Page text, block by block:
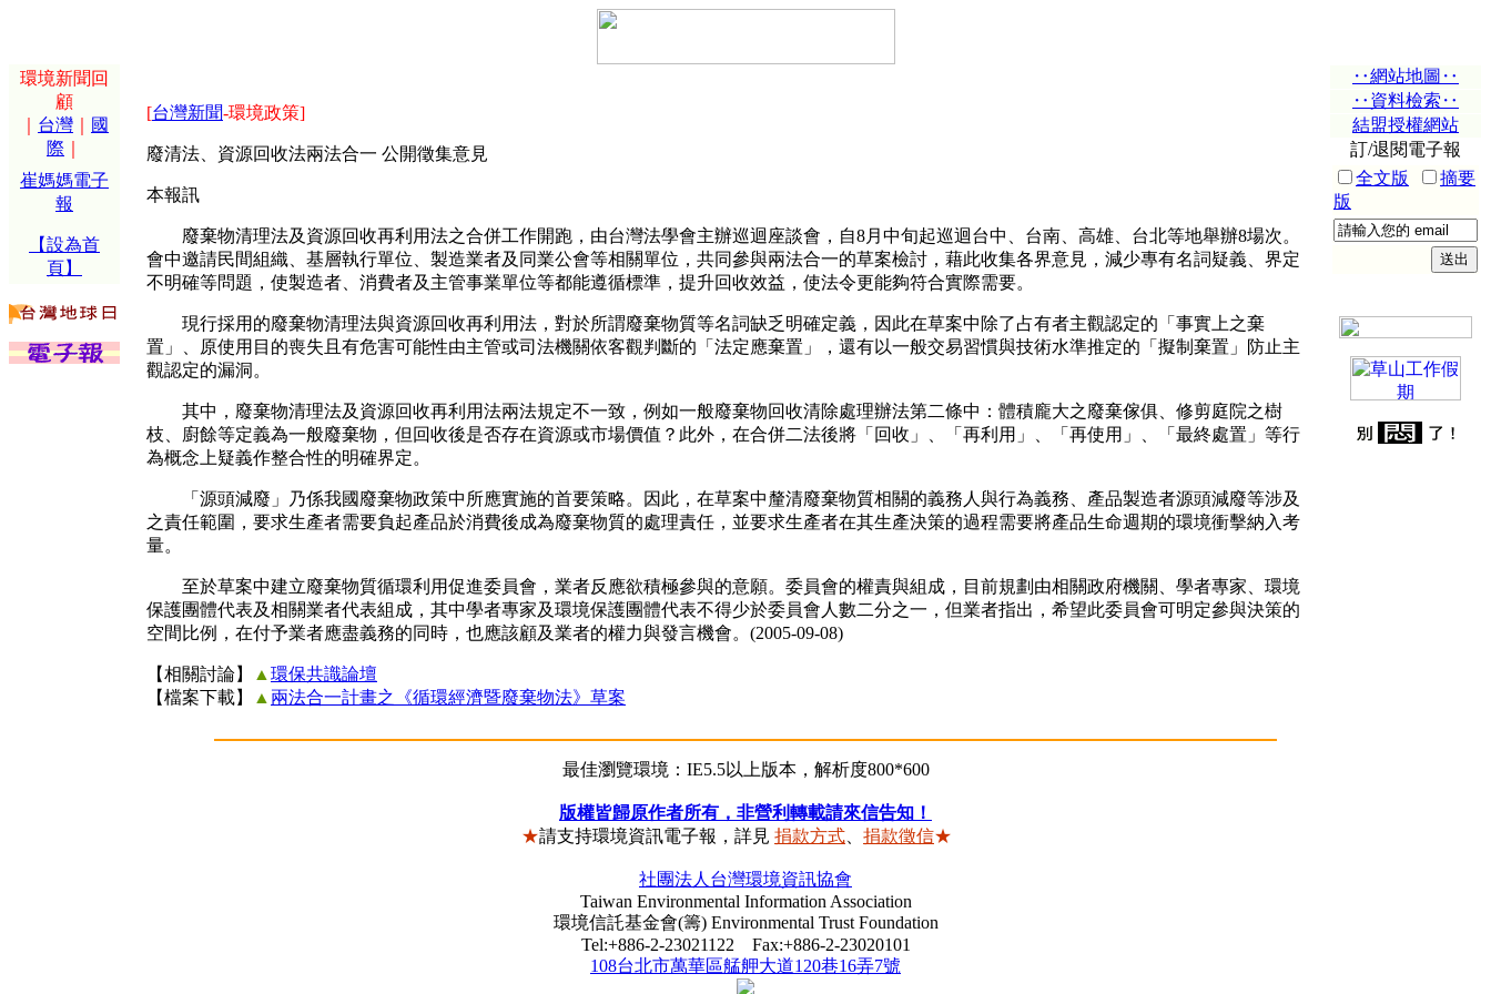
環境新聞回
顧
台灣
國
際
崔媽媽電子
報
【設為首
頁】
[台灣新聞-環境政策]
廢清法、資源回收法兩法合一 公開徵集意見
本報訊
廢棄物清理法及資源回收再利用法之合併工作開跑，由台灣法學會主辦巡迴座談會，自8月中旬起巡迴台中、台南、高雄、台北等地舉辦8場次。
會中邀請民間組織、基層執行單位、製造業者及同業公會等相關單位，共同參與兩法合一的草案檢討，藉此收集各界意見，減少專有名詞疑義、界定
不明確等問題，使製造者、消費者及主管事業單位等都能遵循標準，提升回收效益，使法令更能夠符合實際需要。
現行採用的廢棄物清理法與資源回收再利用法，對於所謂廢棄物質等名詞缺乏明確定義，因此在草案中除了占有者主觀認定的「事實上之棄
置」、原使用目的喪失且有危害可能性由主管或司法機關依客觀判斷的「法定應棄置」，還有以一般交易習慣與技術水準推定的「擬制棄置」防止主
觀認定的漏洞。
其中，廢棄物清理法及資源回收再利用法兩法規定不一致，例如一般廢棄物回收清除處理辦法第二條中：體積龐大之廢棄傢俱、修剪庭院之樹
枝、廚餘等定義為一般廢棄物，但回收後是否存在資源或市場價值？此外，在合併二法後將「回收」、「再利用」、「再使用」、「最終處置」等行
為概念上疑義作整合性的明確界定。
「源頭減廢」乃係我國廢棄物政策中所應實施的首要策略。因此，在草案中釐清廢棄物質相關的義務人與行為義務、產品製造者源頭減廢等涉及
之責任範圍，要求生產者需要負起產品於消費後成為廢棄物質的處理責任，並要求生產者在其生產決策的過程需要將產品生命週期的環境衝擊納入考
量。
至於草案中建立廢棄物質循環利用促進委員會，業者反應欲積極參與的意願。委員會的權責與組成，目前規劃由相關政府機關、學者專家、環境
保護團體代表及相關業者代表組成，其中學者專家及環境保護團體代表不得少於委員會人數二分之一，但業者指出，希望此委員會可明定參與決策的
空間比例，在付予業者應盡義務的同時，也應該顧及業者的權力與發言機會。(2005-09-08)
【相關討論】 ▲ 環保共識論壇
【檔案下載】
▲ 兩法合一計畫之《循環經濟暨廢棄物法》草案
‥網站地圖‥
‥資料檢索‥
結盟授權網站
訂/退閱電子報
全文版
摘要
版
最佳瀏覽環境：IE5.5以上版本，解析度800*600
版權皆歸原作者所有，非營利轉載請來信告知！
★請支持環境資訊電子報，詳見 捐款方式 捐款徵信★
社團法人台灣環境資訊協會
Taiwan Environmental Information Association
環境信託基金會(籌) Environmental Trust Foundation
Tel:+886-2-23021122 Fax:+886-2-23020101
108台北市萬華區艋舺大道120巷16弄7號